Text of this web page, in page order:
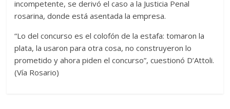
incompetente, se derivó el caso a la Justicia Penal
rosarina, donde está asentada la empresa.
“Lo del concurso es el colofón de la estafa: tomaron la
plata, la usaron para otra cosa, no construyeron lo
prometido y ahora piden el concurso”, cuestionó D’Attoli.
(Vía Rosario)